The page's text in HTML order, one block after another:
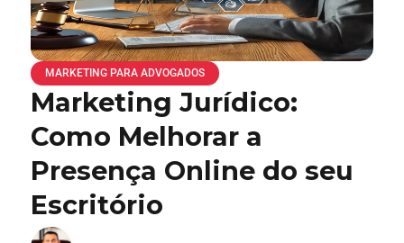
MARKETING PARA ADVOGADOS
Marketing Jurídico:
Como Melhorar a
Presença Online do seu
Escritório